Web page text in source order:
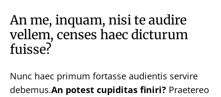
An me, inquam, nisi te audire
vellem, censes haec dicturum
fuisse?
Nunc haec primum fortasse audientis servire
debemus.An potest cupiditas finiri? Praetereo